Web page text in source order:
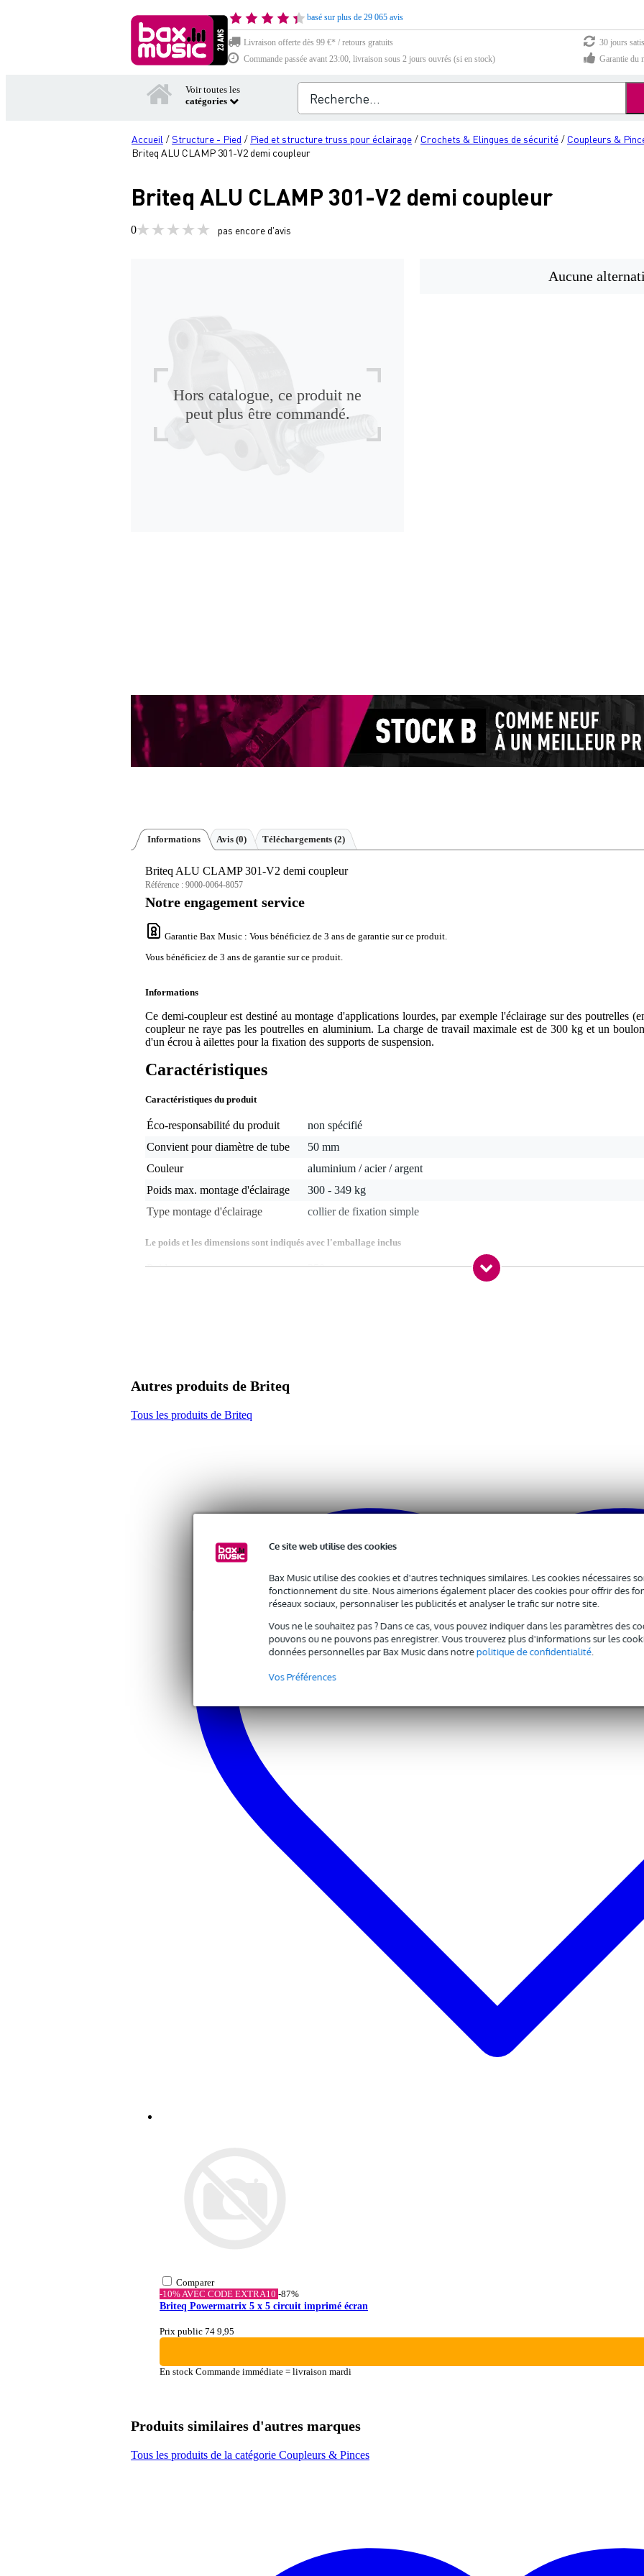
Ce site web utilise des cookies
Bax Music utilise des cookies et d'autres techniques similaires. Les cookies nécessaires
fonctionnement du site. Nous aimerions également placer des cookies pour offrir des
réseaux sociaux, personnaliser les publicités et analyser le trafic sur notre site.
Vous ne le souhaitez pas ? Dans ce cas, vous pouvez indiquer dans les paramètres des
pouvons ou ne pouvons pas enregistrer. Vous trouverez plus d'informations sur les
données personnelles par Bax Music dans notrepolitique de confidentialité.
Vos Préférences
basé sur plus de 29 065 avis
Livraison offerte dès 99 €* / retours gratuits
30 jours
Commande passée avant 23:00, livraison sous 2 jours ouvrés (si en stock)
Garantie du
Voir toutes les
catégories
Accueil /Structure - Pied / Pied et structure truss pour éclairage / Crochets & Elingues de sécurité / Coupleurs &
Briteq ALU CLAMP 301-V2 demi coupleur
Briteq ALU CLAMP 301-V2 demi coupleur
0 pas encore d'avis
Hors catalogue, ce produit ne
peut plus être commandé.
Aucune
Informations Avis (0) Téléchargements (2)
Briteq ALU CLAMP 301-V2 demi coupleur
Référence : 9000-0064-8057
Notre engagement service
Garantie Bax Music : Vous bénéficiez de 3 ans de garantie sur ce produit.
Vous bénéficiez de 3 ans de garantie sur ce produit.
Informations
Ce demi-coupleur est destiné au montage d'applications lourdes, par exemple l'éclairage sur des poutrelles
coupleur ne raye pas les poutrelles en aluminium. La charge de travail maximale est de 300 kg et un
d'un écrou à ailettes pour la fixation des supports de suspension.
Caractéristiques
Caractéristiques du produit
Éco-responsabilité du produit
non spécifié
Convient pour diamètre de tube
50 mm
Couleur
aluminium / acier / argent
Poids max. montage d'éclairage
300 - 349 kg
Type montage d'éclairage
collier de fixation simple
Le poids et les dimensions sont indiqués avec l'emballage inclus
Poids(emballage inclus)
350 gr
diamètre : 50 x 2 mm
poids : 0,35 kg
inclus : boulon M10
Autres produits de Briteq
Tous les produits de Briteq
Comparer
-10% AVEC CODE EXTRA10 -87%
Briteq Powermatrix 5 x 5 circuit imprimé écran
Prix public 74 9,95
En stock Commande immédiate = livraison mardi
Produits similaires d'autres marques
Tous les produits de la catégorie Coupleurs & Pinces